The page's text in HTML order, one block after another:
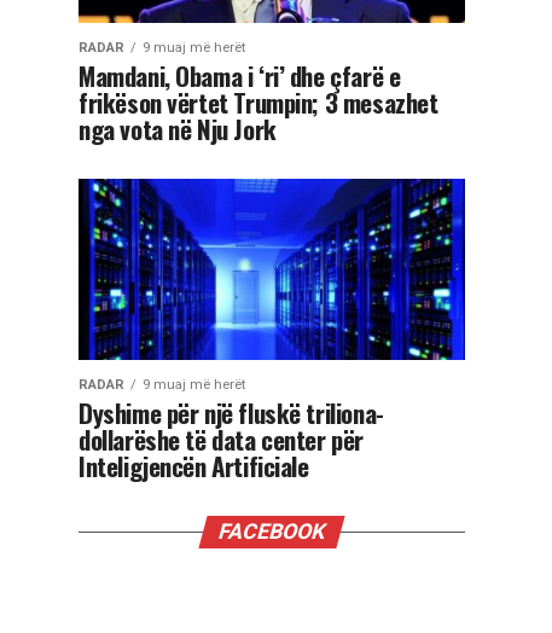
RADAR 9 muaj më herët
Mamdani, Obama i ‘ri’ dhe çfarë e
frikëson vërtet Trumpin; 3 mesazhet
nga vota në Nju Jork
RADAR 9 muaj më herët
Dyshime për një fluskë triliona-
dollarëshe të data center për
Inteligjencën Artificiale
FACEBOOK